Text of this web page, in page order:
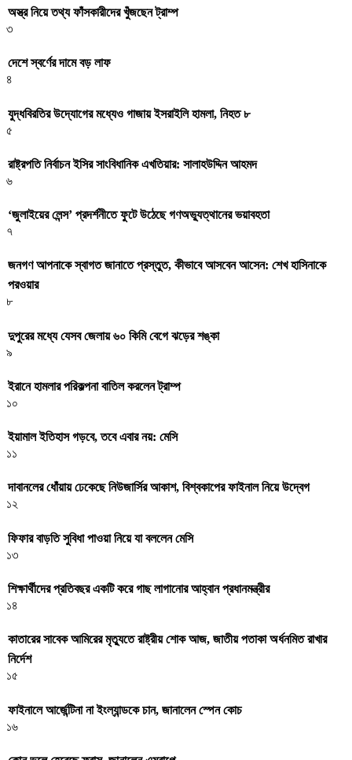
অস্ত্র নিয়ে তথ্য ফাঁসকারীদের খুঁজছেন ট্রাম্প
৩
দেশে স্বর্ণের দামে বড় লাফ
৪
যুদ্ধবিরতির উদ্যোগের মধ্যেও গাজায় ইসরাইলি হামলা, নিহত ৮
৫
রাষ্ট্রপতি নির্বাচন ইসির সাংবিধানিক এখতিয়ার: সালাহউদ্দিন আহমদ
৬
‘জুলাইয়ের লেন্স’ প্রদর্শনীতে ফুটে উঠেছে গণঅভ্যুত্থানের ভয়াবহতা
৭
জনগণ আপনাকে স্বাগত জানাতে প্রস্তুত, কীভাবে আসবেন আসেন: শেখ হাসিনাকে
পরওয়ার
৮
দুপুরের মধ্যে যেসব জেলায় ৬০ কিমি বেগে ঝড়ের শঙ্কা
৯
ইরানে হামলার পরিকল্পনা বাতিল করলেন ট্রাম্প
১০
ইয়ামাল ইতিহাস গড়বে, তবে এবার নয়: মেসি
১১
দাবানলের ধোঁয়ায় ঢেকেছে নিউজার্সির আকাশ, বিশ্বকাপের ফাইনাল নিয়ে উদ্বেগ
১২
ফিফার বাড়তি সুবিধা পাওয়া নিয়ে যা বললেন মেসি
১৩
শিক্ষার্থীদের প্রতিবছর একটি করে গাছ লাগানোর আহ্বান প্রধানমন্ত্রীর
১৪
কাতারের সাবেক আমিরের মৃত্যুতে রাষ্ট্রীয় শোক আজ, জাতীয় পতাকা অর্ধনমিত রাখার
নির্দেশ
১৫
ফাইনালে আর্জেন্টিনা না ইংল্যান্ডকে চান, জানালেন স্পেন কোচ
১৬